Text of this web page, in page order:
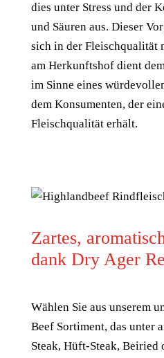
dies unter Stress und der
und Säuren aus. Dieser
sich in der Fleischqualität
am Herkunftshof dient
im Sinne eines
dem Konsumenten, der
Fleischqualität erhält.
Zartes,
dank Dry Ager
Wählen Sie aus unserem
Beef Sortiment, das unter
Steak, Hüft-Steak, Beiried